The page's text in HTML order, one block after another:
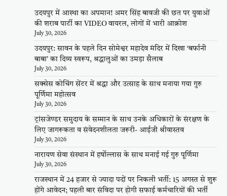
उदयपुर में आस्था का अपमान! अमर सिंह बावजी की छत पर युवाओं
की शराब पार्टी का VIDEO वायरल, लोगों में भारी आक्रोश
July 30, 2026
उदयपुर: सावन के पहले दिन सोमेश्वर महादेव मंदिर में दिखा ‘बर्फानी
बाबा’ का दिव्य स्वरूप, श्रद्धालुओं का उमड़ा सैलाब
July 30, 2026
सक्सेस कोचिंग सेंटर में श्रद्धा और उत्साह के साथ मनाया गया गुरु
पूर्णिमा महोत्सव
July 30, 2026
ट्रांसजेण्डर समुदाय के सम्मान के साथ उनके अधिकारों के संरक्षण के
लिए जागरूकता व संवेदनशीलता जरूरी- आईजी श्रीवास्तव
July 30, 2026
नारायण सेवा संस्थान में हर्षोल्लास के साथ मनाई गई गुरु पूर्णिमा
July 30, 2026
राजस्थान में 24 हजार से ज्यादा पदों पर निकली भर्ती: 15 अगस्त से शुरू
होंगे आवेदन; पहली बार संविदा पर होगी सफाई कर्मचारियों की भर्ती